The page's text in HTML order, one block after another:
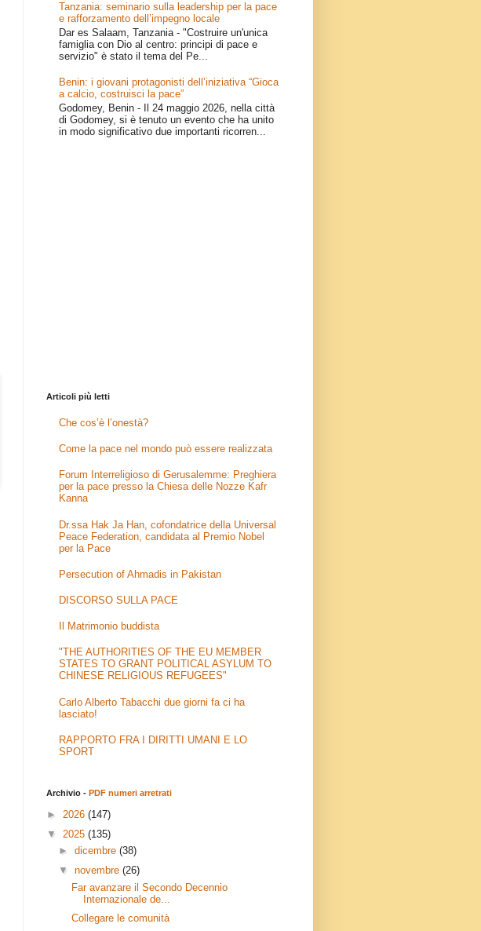
Tanzania: seminario sulla leadership per la pace
e rafforzamento dell’impegno locale
Dar es Salaam, Tanzania - "Costruire un'unica
famiglia con Dio al centro: principi di pace e
servizio" è stato il tema del Pe...
Benin: i giovani protagonisti dell’iniziativa “Gioca
a calcio, costruisci la pace”
Godomey, Benin - Il 24 maggio 2026, nella città
di Godomey, si è tenuto un evento che ha unito
in modo significativo due importanti ricorren...
Articoli più letti
Che cos’è l’onestà?
Come la pace nel mondo può essere realizzata
Forum Interreligioso di Gerusalemme: Preghiera
per la pace presso la Chiesa delle Nozze Kafr
Kanna
Dr.ssa Hak Ja Han, cofondatrice della Universal
Peace Federation, candidata al Premio Nobel
per la Pace
Persecution of Ahmadis in Pakistan
DISCORSO SULLA PACE
Il Matrimonio buddista
"THE AUTHORITIES OF THE EU MEMBER
STATES TO GRANT POLITICAL ASYLUM TO
CHINESE RELIGIOUS REFUGEES"
Carlo Alberto Tabacchi due giorni fa ci ha
lasciato!
RAPPORTO FRA I DIRITTI UMANI E LO
SPORT
Archivio - PDF numeri arretrati
► 2026 (147)
▼ 2025 (135)
►dicembre(38)
▼novembre(26)
Far avanzare il Secondo Decennio
Internazionale de...
Collegare le comunità